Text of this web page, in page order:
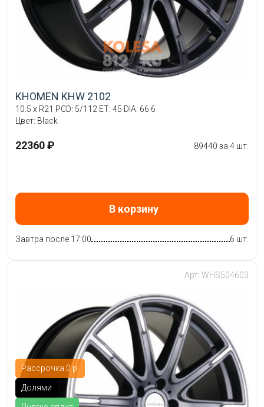
KHOMEN KHW 2102
10.5 x R21 PCD: 5/112 ET: 45 DIA: 66.6
Цвет: Black
22360 ₽ 89440 за 4 шт.
В корзину
Завтра после 17:00 6 шт.
Рассрочка 0 р.
Долями
Арт: WHS504603